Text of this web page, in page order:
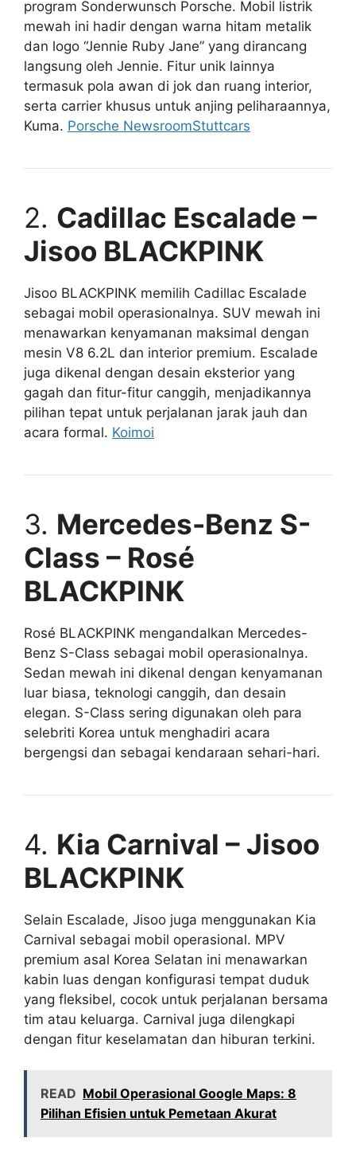
program Sonderwunsch Porsche. Mobil listrik
mewah ini hadir dengan warna hitam metalik
dan logo “Jennie Ruby Jane” yang dirancang
langsung oleh Jennie. Fitur unik lainnya
termasuk pola awan di jok dan ruang interior,
serta carrier khusus untuk anjing peliharaannya,
Kuma. Porsche NewsroomStuttcars
2. Cadillac Escalade –
Jisoo BLACKPINK
Jisoo BLACKPINK memilih Cadillac Escalade
sebagai mobil operasionalnya. SUV mewah ini
menawarkan kenyamanan maksimal dengan
mesin V8 6.2L dan interior premium. Escalade
juga dikenal dengan desain eksterior yang
gagah dan fitur-fitur canggih, menjadikannya
pilihan tepat untuk perjalanan jarak jauh dan
acara formal. Koimoi
3. Mercedes-Benz S-
Class – Rosé
BLACKPINK
Rosé BLACKPINK mengandalkan Mercedes-
Benz S-Class sebagai mobil operasionalnya.
Sedan mewah ini dikenal dengan kenyamanan
luar biasa, teknologi canggih, dan desain
elegan. S-Class sering digunakan oleh para
selebriti Korea untuk menghadiri acara
bergengsi dan sebagai kendaraan sehari-hari.
4. Kia Carnival – Jisoo
BLACKPINK
Selain Escalade, Jisoo juga menggunakan Kia
Carnival sebagai mobil operasional. MPV
premium asal Korea Selatan ini menawarkan
kabin luas dengan konfigurasi tempat duduk
yang fleksibel, cocok untuk perjalanan bersama
tim atau keluarga. Carnival juga dilengkapi
dengan fitur keselamatan dan hiburan terkini.
READ Mobil Operasional Google Maps: 8
Pilihan Efisien untuk Pemetaan Akurat